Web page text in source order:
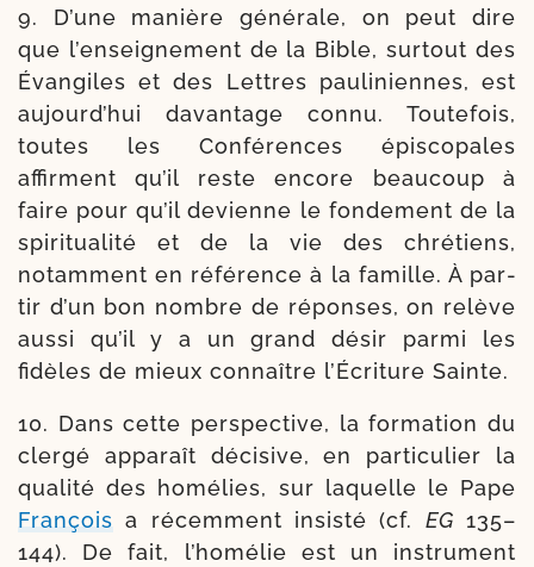
9. D’une manière géné­rale, on peut dire
que l’enseignement de la Bible, sur­tout des
Évangiles et des Lettres pau­li­niennes, est
aujourd’hui davan­tage connu. Toutefois,
toutes les Conférences épis­co­pales
affirment qu’il reste encore beau­coup à
faire pour qu’il devienne le fon­de­ment de la
spi­ri­tua­li­té et de la vie des chré­tiens,
notam­ment en réfé­rence à la famille. À par­
tir d’un bon nombre de réponses, on relève
aus­si qu’il y a un grand désir par­mi les
fidèles de mieux connaître l’Écriture Sainte.
10. Dans cette pers­pec­tive, la for­ma­tion du
cler­gé appa­raît déci­sive, en par­ti­cu­lier la
qua­li­té des homé­lies, sur laquelle le Pape
François a récem­ment insis­té (cf. EG 135–
144). De fait, l’homélie est un ins­tru­ment